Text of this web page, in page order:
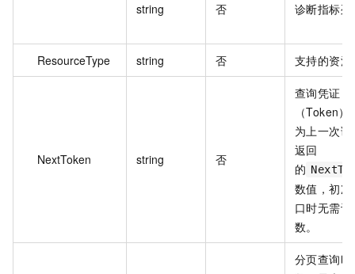
string 否 诊断指标列
ResourceType string 否 支持的资
NextToken string 否
查询凭证
（Token
为上一次
返回
的
数值，初
口时无需
数。
分页查询